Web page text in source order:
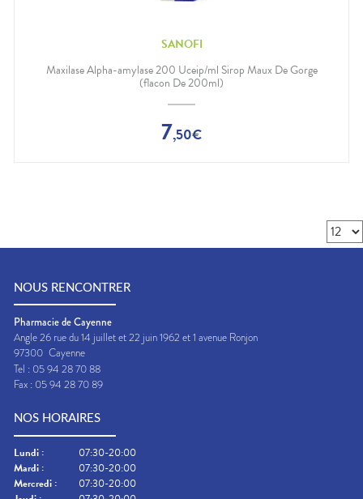
SANOFI
Maxilase Alpha-amylase 200 Uceip/ml Sirop Maux De Gorge
(flacon De 200ml)
7,50€
NOUS RENCONTRER
Pharmacie de Cayenne
Angle 26 rue du 14 juillet et 22 juin 1962 et 1 avenue Ronjon
97300 Cayenne
Tel : 05 94 28 70 88
Fax : 05 94 28 70 89
NOS HORAIRES
Lundi :
07:30-20:00
Mardi :
07:30-20:00
Mercredi :
07:30-20:00